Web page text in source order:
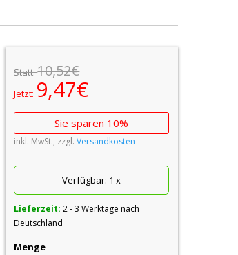
Statt:10,52€
Jetzt: 9,47€
Sie sparen 10%
inkl. MwSt., zzgl.Versandkosten
Verfügbar: 1 x
Lieferzeit:2 - 3 Werktage nach
Deutschland
Menge